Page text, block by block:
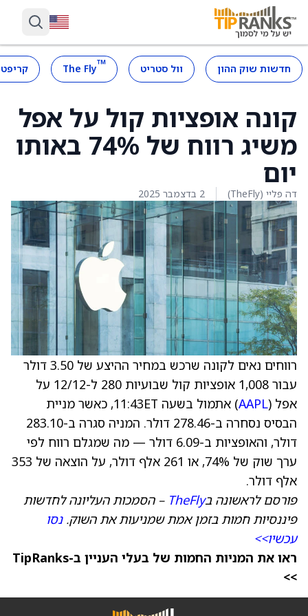
חדשות שוק ההון וול סטריט ™
The Fly
קונה אופציות קול על אפל
משיג רווח של 74% באותו
יום
דה פליי (TheFly) 2 בדצמבר 2025
רווחים נאים לקונה שרכש במחיר ההיצע של 3.50 דולר
עבור 1,008 אופציות קול שבועיות 280 ל-12/12 על
אפל (AAPL
) אתמול בשעה 11:43ET, כאשר מניית
הבסיס נסחרה ב-278.46 דולר. המניה סגרה ב-283.10
דולר, והאופציות ב-6.09 דולר — מה שמגלם רווח לפי
ערך שוק של 74%, או 261 אלף דולר, על הוצאה של 353
אלף דולר.
פורסם לראשונה בTheFly – הסמכות העליונה לחדשות
פיננסיות חמות בזמן אמת שמניעות את השוק.נסו
עכשיו>>
ראו את המניות החמות של בעלי העניין ב-TipRanks
>>